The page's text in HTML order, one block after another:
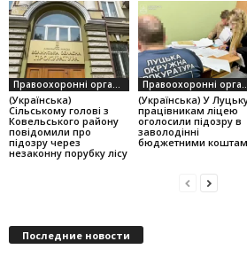
(Українська)
Сільському голові з
Ковельського району
повідомили про
підозру через
незаконну порубку лісу
(Українська) У
працівникам ліцею
оголосили підозру в
заволодінні
бюджетними
Последние новости